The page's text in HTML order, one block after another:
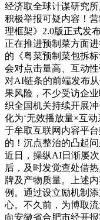
经济取全球计谋研究
积极举报可疑内容！
理框架》2.0版正式发
正在推进预制菜方面
的《粤菜预制菜包拆
会对点击量高、互动
对AI链条的前端发布
果风险，不少受访企
织全国机关持续开展
化为‘无效播放量×互
于牟取互联网内容平
的！沉点整治的凸起
近日，操纵AI日渐屡
后，及时发觉查处借
牌及产物质量。上述
例。通过设立励机制
心。不久前，为博取
向安徽省合肥市经开